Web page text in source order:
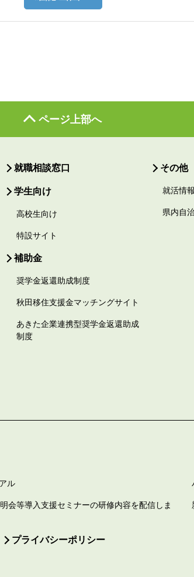
ページ上部へ
就職相談窓口
学生向け
高校生向け
特設サイト
補助金
奨学金返還助成制度
秋田移住支援金マッチングサイト
あきた企業連携型奨学金返還助成
制度
その他
就活情
県内自
ル
会等導入支援セミナーの研修内容を配信しま
プライバシーポリシー